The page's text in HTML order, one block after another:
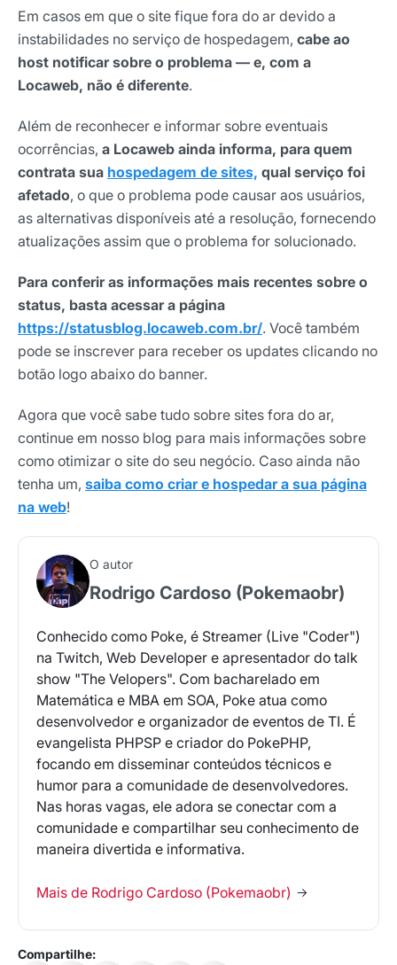
Em casos em que o site fique fora do ar devido a
instabilidades no serviço de hospedagem, cabe ao
host notificar sobre o problema — e, com a
Locaweb, não é diferente.
Além de reconhecer e informar sobre eventuais
ocorrências, a Locaweb ainda informa, para quem
contrata sua hospedagem de sites, qual serviço foi
afetado, o que o problema pode causar aos usuários,
as alternativas disponíveis até a resolução, fornecendo
atualizações assim que o problema for solucionado.
Para conferir as informações mais recentes sobre o
status, basta acessar a página
https://statusblog.locaweb.com.br/. Você também
pode se inscrever para receber os updates clicando no
botão logo abaixo do banner.
Agora que você sabe tudo sobre sites fora do ar,
continue em nosso blog para mais informações sobre
como otimizar o site do seu negócio. Caso ainda não
tenha um, saiba como criar e hospedar a sua página
na web!
O autor
Rodrigo Cardoso (Pokemaobr)
Conhecido como Poke, é Streamer (Live "Coder")
na Twitch, Web Developer e apresentador do talk
show "The Velopers". Com bacharelado em
Matemática e MBA em SOA, Poke atua como
desenvolvedor e organizador de eventos de TI. É
evangelista PHPSP e criador do PokePHP,
focando em disseminar conteúdos técnicos e
humor para a comunidade de desenvolvedores.
Nas horas vagas, ele adora se conectar com a
comunidade e compartilhar seu conhecimento de
maneira divertida e informativa.
Mais de Rodrigo Cardoso (Pokemaobr)